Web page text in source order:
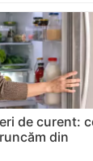
de curent:
din